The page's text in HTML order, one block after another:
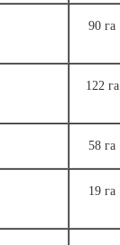
90 га
122 га
58 га
19 га